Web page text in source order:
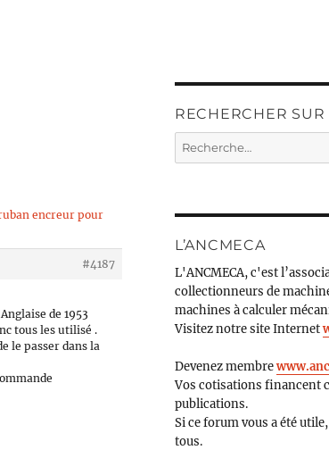
encreur pour
#4187
de 1953
tous les utilisé .
le passer dans la
RECHERCHER
Recherche
pour :
L’ANCMECA
L'ANCMECA, c'est
collectionneurs de
machines à calculer
Visitez notre site Internet
Devenez membre
Vos cotisations financent
publications.
Si ce forum vous a été
tous.